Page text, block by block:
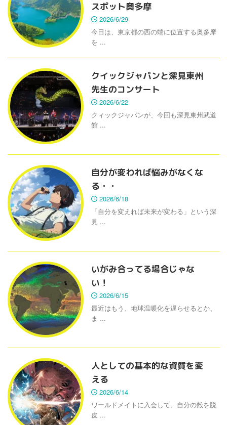
スポット奥多摩
2026/6/29
今日は、東京都の西の端に位置する奥多摩
を ...
クイックジャパンと深見東州
先生のコンサート
2026/6/22
クィックジャパンが、今回も深見東州武道
館 ...
自分が変われば悩みがなくな
る・・
2026/6/18
「自分を変えれば未来が変わる」という深
見 ...
いがみ合ってる場合じゃな
い！
2026/6/15
最近はもう、地球温暖化を遅らせるとか、
ま ...
人としての基本的な資質を変
える
2026/6/14
ワールドメイトに入会して、自分の殻を脱
皮 ...